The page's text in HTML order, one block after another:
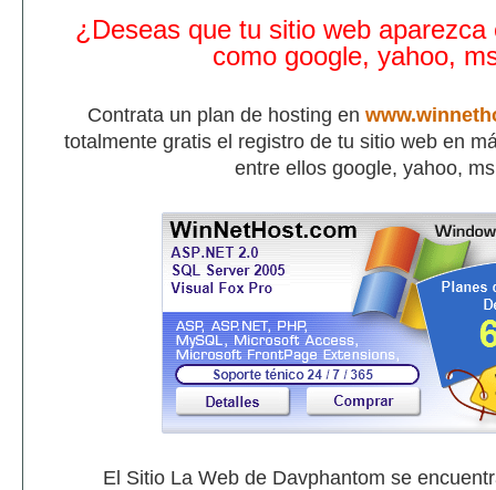
¿Deseas que tu sitio web aparezca
como google, yahoo,
Contrata un plan de hosting en
totalmente gratis el registro de tu sitio web en
entre ellos google, yahoo,
El Sitio La Web de Davphantom se